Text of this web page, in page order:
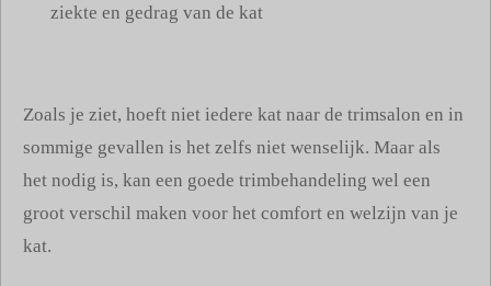
ziekte en gedrag van de kat
Zoals je ziet, hoeft niet iedere kat naar de trimsalon en in
sommige gevallen is het zelfs niet wenselijk. Maar als
het nodig is, kan een goede trimbehandeling wel een
groot verschil maken voor het comfort en welzijn van je
kat.